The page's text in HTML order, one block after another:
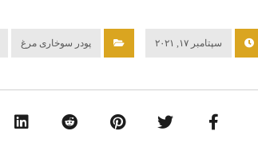
سپتامبر ۱۷, ۲۰۲۱ پودر سوخاری مرغ